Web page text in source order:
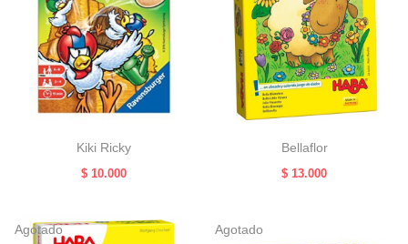
Kiki Ricky
Precio
$ 10.000
Bellaflor
Precio
$ 13.000
Agotado Agotado